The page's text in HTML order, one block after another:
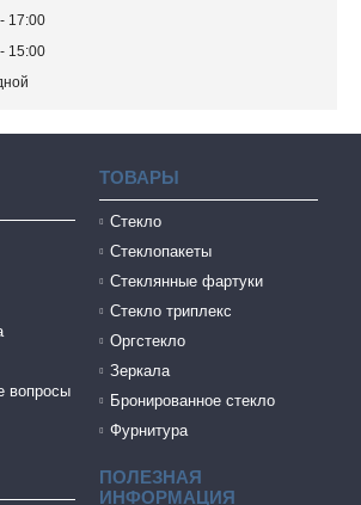
17:00
15:00
вопросы
ТОВАРЫ
Стекло
Стеклопакеты
Стеклянные фартуки
Стекло триплекс
Оргстекло
Зеркала
Бронированное стекло
Фурнитура
ПОЛЕЗНАЯ
ИНФОРМАЦИЯ